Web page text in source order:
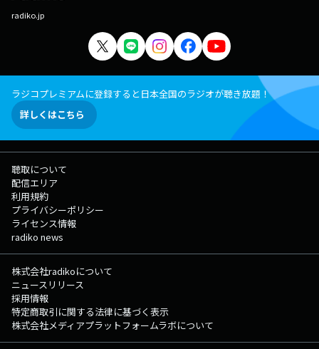
radiko.jp
ラジコプレミアムに登録すると日本全国のラジオが聴き放題！
詳しくはこちら
聴取について
配信エリア
利用規約
プライバシーポリシー
ライセンス情報
radiko news
株式会社radikoについて
ニュースリリース
採用情報
特定商取引に関する法律に基づく表示
株式会社メディアプラットフォームラボについて